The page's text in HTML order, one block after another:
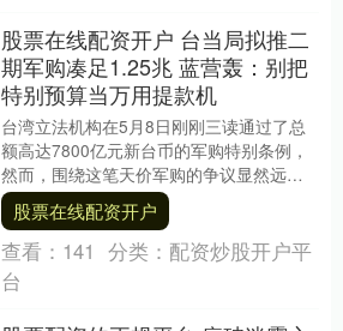
股票在线配资开户 台当局拟推二
期军购凑足1.25兆 蓝营轰：别把
特别预算当万用提款机
台湾立法机构在5月8日刚刚三读通过了总
额高达7800亿元新台币的军购特别条例，
然而，围绕这笔天价军购的争议显然远未
落幕。岛内最新媒体报道显示，民进党当
局似乎对预....
股票在线配资开户
查看： 141 分类： 配资炒股开户平
台